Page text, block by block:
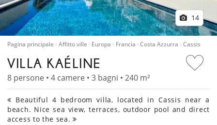
14
Pagina principale Affitto ville Europa Francia Costa Azzurra Cassis
VILLA KAÉLINE
8 persone • 4 camere • 3 bagni • 240 m²
Beautiful 4 bedroom villa, located in Cassis near a
beach. Nice sea view, terraces, outdoor pool and direct
access to the sea.